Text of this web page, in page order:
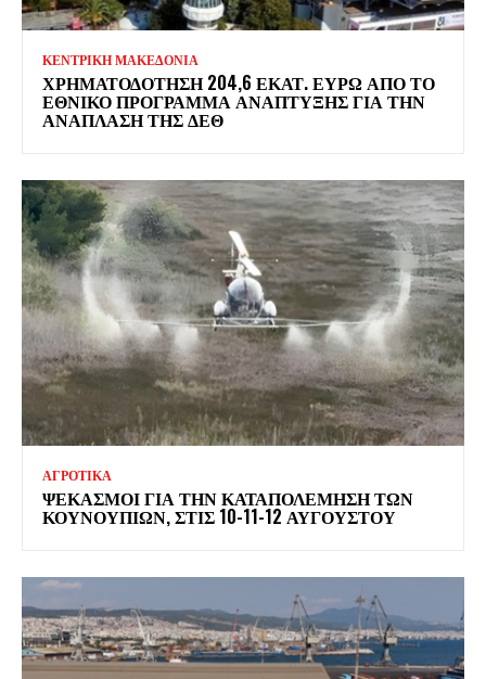
ΚΕΝΤΡΙΚΗ ΜΑΚΕΔΟΝΙΑ
ΧΡΗΜΑΤΟΔΌΤΗΣΗ 204,6 ΕΚΑΤ. ΕΥΡΏ ΑΠΌ ΤΟ
ΕΘΝΙΚΌ ΠΡΌΓΡΑΜΜΑ ΑΝΆΠΤΥΞΗΣ ΓΙΑ ΤΗΝ
ΑΝΆΠΛΑΣΗ ΤΗΣ ΔΕΘ
ΑΓΡΟΤΙΚΑ
ΨΕΚΑΣΜΟΊ ΓΙΑ ΤΗΝ ΚΑΤΑΠΟΛΈΜΗΣΗ ΤΩΝ
ΚΟΥΝΟΥΠΙΏΝ, ΣΤΙΣ 10-11-12 ΑΥΓΟΎΣΤΟΥ